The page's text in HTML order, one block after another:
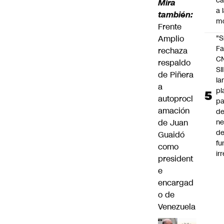
Mira
también:
Frente
Amplio
rechaza
respaldo
de Piñera
a
autoprocl
amación
de Juan
Guaidó
como
president
e
encargad
o de
Venezuela
a
SII
de